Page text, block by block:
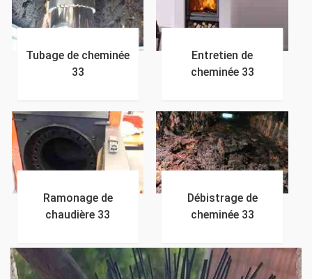
Tubage de cheminée
33
Entretien de
cheminée 33
Ramonage de
chaudière 33
Débistrage de
cheminée 33